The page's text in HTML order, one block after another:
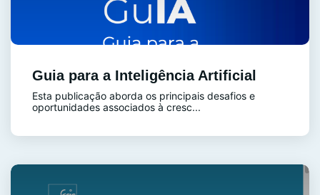
Guia para a Inteligência Artificial
Esta publicação aborda os principais desafios e
oportunidades associados à cresc...